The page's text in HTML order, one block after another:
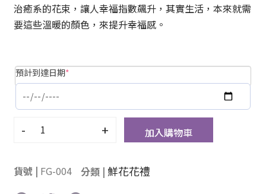
治癒系的花束，讓人幸福指數飆升，其實生活，本來就需
要這些溫暖的顏色，來提升幸福感。
預計到達日期*
- + 加入購物車
貨號 | FG-004 分類 | 鮮花花禮